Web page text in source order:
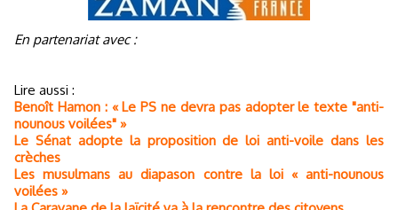
En partenariat avec :
Lire aussi :
Benoît Hamon : « Le PS ne devra pas adopter le texte "anti-
nounous voilées" »
Le Sénat adopte la proposition de loi anti-voile dans les
crèches
Les musulmans au diapason contre la loi « anti-nounous
voilées »